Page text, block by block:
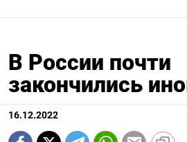
В России почти
закончились
16.12.2022